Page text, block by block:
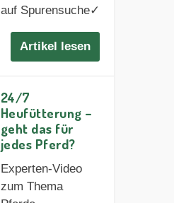
auf Spurensuche✓
Artikel lesen
24/7
Heufütterung –
geht das für
jedes Pferd?
Experten-Video
zum Thema